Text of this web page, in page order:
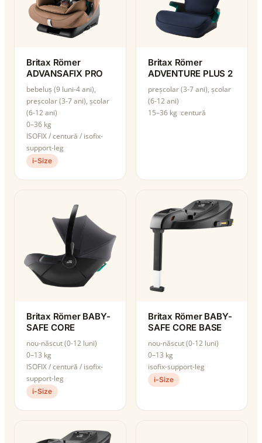
Britax Römer
ADVANSAFIX PRO
bebeluș (9 luni-4 ani),
preșcolar (3-7 ani), școlar
(6-12 ani)
0–36 kg
ISOFIX / centură / isofix-
support-leg
i-Size
Britax Römer
ADVENTURE PLUS 2
preșcolar (3-7 ani), școlar
(6-12 ani)
15–36 kg centură
Britax Römer BABY-
SAFE CORE
nou-născut (0-12 luni)
0–13 kg
ISOFIX / centură / isofix-
support-leg
i-Size
Britax Römer BABY-
SAFE CORE BASE
nou-născut (0-12 luni)
0–13 kg
isofix-support-leg
i-Size